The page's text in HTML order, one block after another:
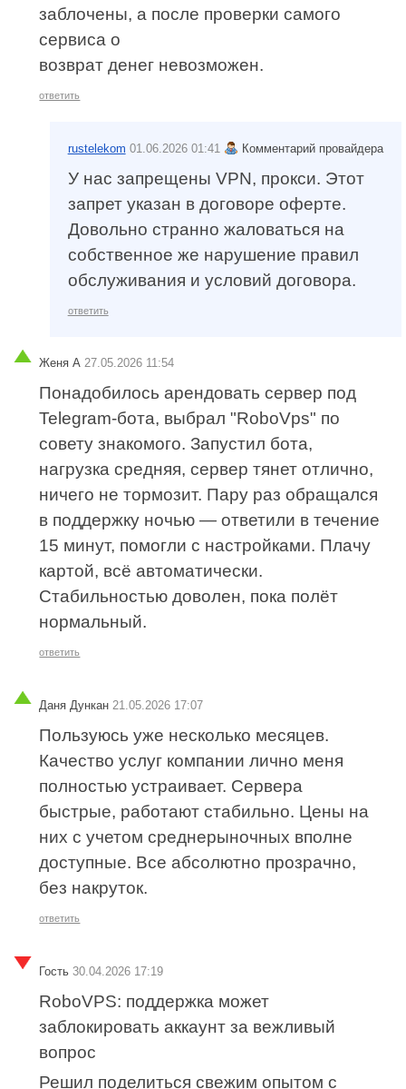
заблочены, а после проверки самого
сервиса о
возврат денег невозможен.
ответить
rustelekom 01.06.2026 01:41 Комментарий провайдера
У нас запрещены VPN, прокси. Этот
запрет указан в договоре оферте.
Довольно странно жаловаться на
собственное же нарушение правил
обслуживания и условий договора.
ответить
Женя А 27.05.2026 11:54
Понадобилось арендовать сервер под
Telegram-бота, выбрал "RoboVps" по
совету знакомого. Запустил бота,
нагрузка средняя, сервер тянет отлично,
ничего не тормозит. Пару раз обращался
в поддержку ночью — ответили в течение
15 минут, помогли с настройками. Плачу
картой, всё автоматически.
Стабильностью доволен, пока полёт
нормальный.
ответить
Даня Дункан 21.05.2026 17:07
Пользуюсь уже несколько месяцев.
Качество услуг компании лично меня
полностью устраивает. Сервера
быстрые, работают стабильно. Цены на
них с учетом среднерыночных вполне
доступные. Все абсолютно прозрачно,
без накруток.
ответить
Гость 30.04.2026 17:19
RoboVPS: поддержка может
заблокировать аккаунт за вежливый
вопрос
Решил поделиться свежим опытом с